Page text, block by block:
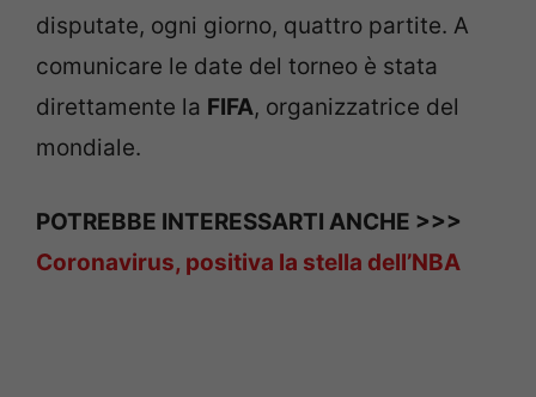
disputate, ogni giorno, quattro partite. A
comunicare le date del torneo è stata
direttamente la FIFA, organizzatrice del
mondiale.
POTREBBE INTERESSARTI ANCHE >>>
Coronavirus, positiva la stella dell’NBA